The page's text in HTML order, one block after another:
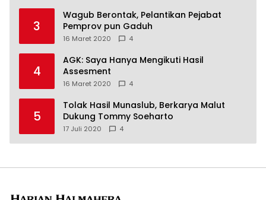
3
Wagub Berontak, Pelantikan Pejabat
Pemprov pun Gaduh
16 Maret 2020 4
4
AGK: Saya Hanya Mengikuti Hasil
Assesment
16 Maret 2020 4
5
Tolak Hasil Munaslub, Berkarya Malut
Dukung Tommy Soeharto
17 Juli 2020 4